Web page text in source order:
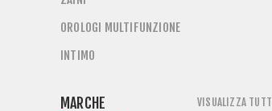
OROLOGI MULTIFUNZIONE
INTIMO
MARCHE VISUALIZZA TUTTI